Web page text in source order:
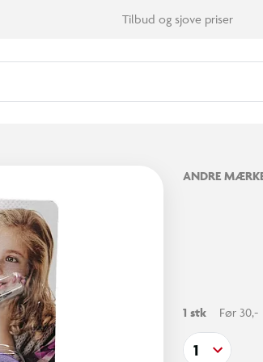
Tilbud og sjove priser
ANDRE
1 stk Før 30,-
1